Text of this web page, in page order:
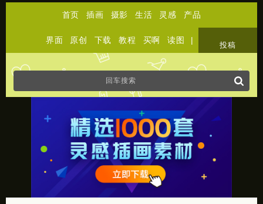
首页 插画 摄影 生活 灵感 产品
界面 原创 下载 教程 买啊 读图 |
投稿